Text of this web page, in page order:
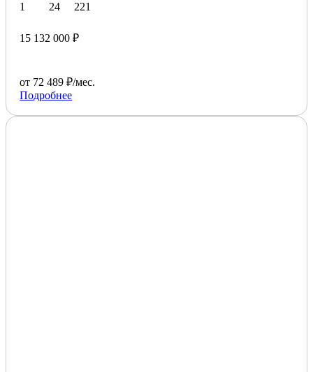
1
24
221
15 132 000 ₽
от 72 489 ₽/мес.
Подробнее